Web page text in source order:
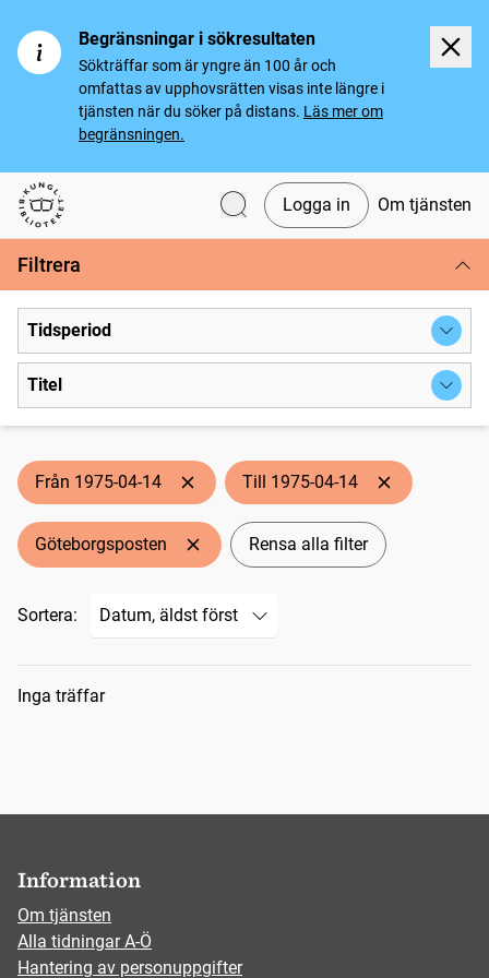
Begränsningar i sökresultaten
Sökträffar som är yngre än 100 år och
omfattas av upphovsrätten visas inte längre i
tjänsten när du söker på distans. Läs mer om
begränsningen.
Svenska tidningar
Logga in Om tjänsten
Filtrera
Tidsperiod
Titel
Från 1975-04-14 Till 1975-04-14
Göteborgsposten Rensa alla filter
Sortera:
Sökresultat
Inga träffar
Information
Om tjänsten
Alla tidningar A-Ö
Hantering av personuppgifter